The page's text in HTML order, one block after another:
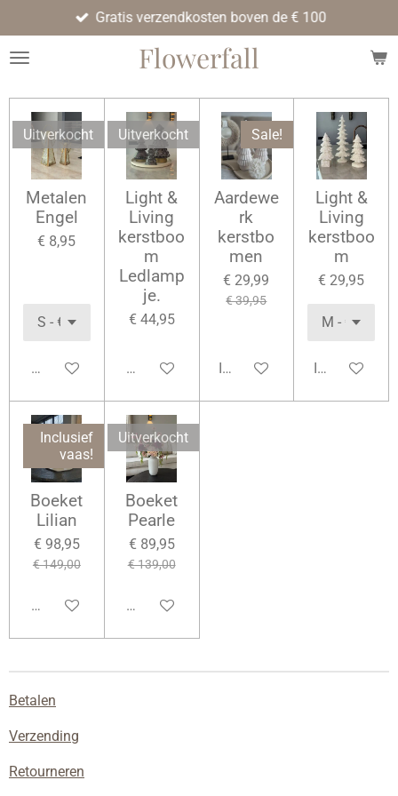
direct
naar
hoofdinhoud
Flowerfall
Gratis verzendkosten boven de € 100
Uitverkocht
Metalen
Engel
€ 8,95
Houd mij op de hoogte
Uitverkocht
Light &
Living
kerstboo
m
Ledlamp
je.
€ 44,95
Houd mij op de hoogte
Sale!
Aardewe
rk
kerstbo
men
€ 29,99
€ 39,95
In winkelwagen
Light &
Living
kerstboo
m
€ 29,95
In
Inclusief
vaas!
Boeket
Lilian
€ 98,95
€ 149,00
Houd mij op de hoogte
Uitverkocht
Boeket
Pearle
€ 89,95
€ 139,00
Houd mij op de hoogte
Betalen
Verzending
Retourneren